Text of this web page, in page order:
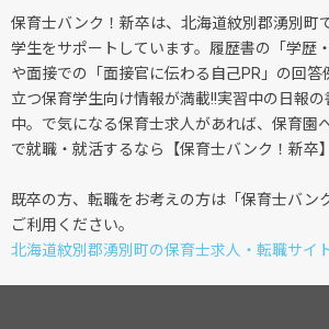
保育士バンク！新卒は、北海道紋別郡湧別町
学生をサポートしています。履歴書の「学歴
や面接での「面接官に伝わる自己PR」の回答
立つ保育学生向け情報が満載!!実習中の日報
中。で気になる保育士求人があれば、保育園
で就職・就活するなら【保育士バンク！新卒】
既卒の方、転職をお考えの方は「保育士バン
ご利用ください。
北海道紋別郡湧別町の保育士求人・転職サイ